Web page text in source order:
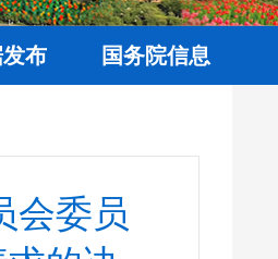
布 国务院信息
会委员